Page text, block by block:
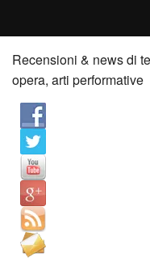
Home
Recensioni
Anticipazioni
News
Palazzi consiglia
Video
Recensioni & news di
opera, arti performative